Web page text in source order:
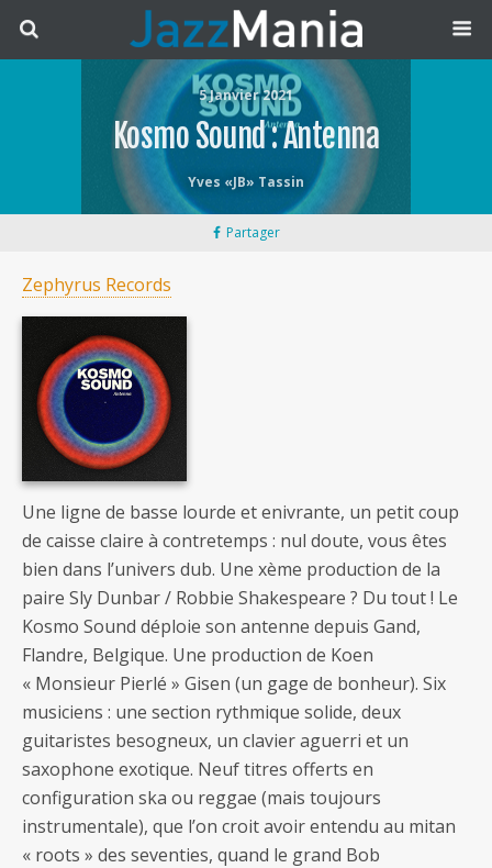
5 Janvier 2021
Kosmo Sound : Antenna
Yves «JB» Tassin
Partager
Zephyrus Records
Une ligne de basse lourde et enivrante, un petit coup
de caisse claire à contretemps : nul doute, vous êtes
bien dans l’univers dub. Une xème production de la
paire Sly Dunbar / Robbie Shakespeare ? Du tout ! Le
Kosmo Sound déploie son antenne depuis Gand,
Flandre, Belgique. Une production de Koen
« Monsieur Pierlé » Gisen (un gage de bonheur). Six
musiciens : une section rythmique solide, deux
guitaristes besogneux, un clavier aguerri et un
saxophone exotique. Neuf titres offerts en
configuration ska ou reggae (mais toujours
instrumentale), que l’on croit avoir entendu au mitan
« roots » des seventies, quand le grand Bob